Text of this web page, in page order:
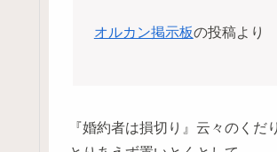
オルカン掲示板の投稿より
『婚約者は損切り』云々のくだ